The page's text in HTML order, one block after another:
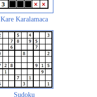
Kare Karalamaca
Sudoku